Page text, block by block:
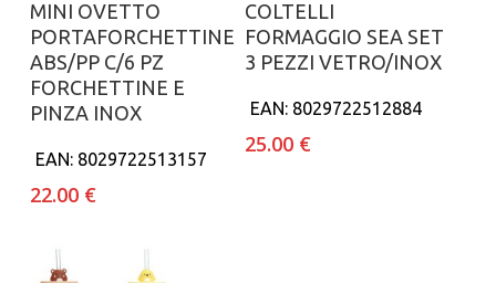
MINI OVETTO
PORTAFORCHETTINE
ABS/PP C/6 PZ
FORCHETTINE E
PINZA INOX
EAN: 8029722513157
22.00 €
COLTELLI
FORMAGGIO SEA SET
3 PEZZI VETRO/INOX
EAN: 8029722512884
25.00 €